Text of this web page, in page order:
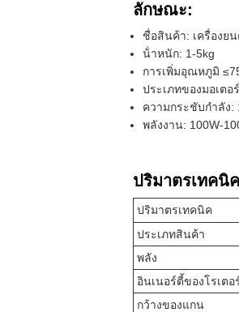
ลักษณะ:
ชื่อสินค้า: เครื่องย
น้ําหนัก: 1-5kg
การเพิ่มอุณหภูมิ
ประเภทของมอเ
ความกระชับกําลัง:
พลังงาน: 100W-
ปริมาตรเทคนิ
ปริมาตรเทคนิค
ประเภทสินค้า
พลัง
อินเนอร์ตี้ของโรเตอ
กว้างของแกน